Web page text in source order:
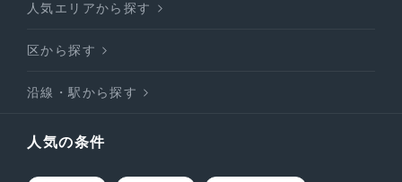
人気エリアから探す
区から探す
沿線・駅から探す
人気の条件